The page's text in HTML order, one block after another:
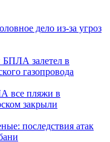
дело из-за угроз
залетел в
газопровода
все пляжи в
закрыли
последствия атак